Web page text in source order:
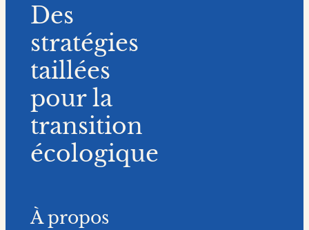
Des
stratégies
taillées
pour la
transition
écologique
À propos